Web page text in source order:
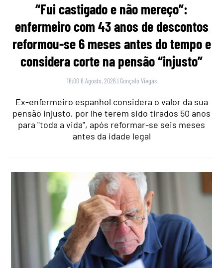
“Fui castigado e não mereço”:
enfermeiro com 43 anos de descontos
reformou-se 6 meses antes do tempo e
considera corte na pensão “injusto”
16:00 6 Agosto, 2026 | Gonçalo Viegas
Ex-enfermeiro espanhol considera o valor da sua
pensão injusto, por lhe terem sido tirados 50 anos
para "toda a vida", após reformar-se seis meses
antes da idade legal